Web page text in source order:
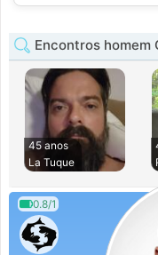
Encontros homem
45 anos
La Tuque
0.8/1